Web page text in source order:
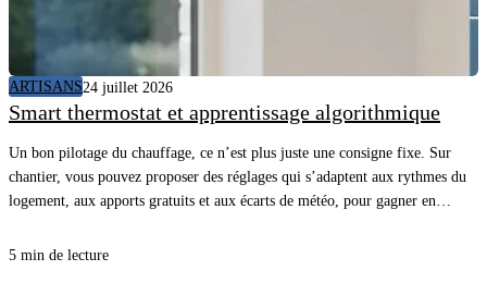
ARTISANS24 juillet 2026
Smart thermostat et apprentissage algorithmique
Un bon pilotage du chauffage, ce n’est plus juste une consigne fixe. Sur
chantier, vous pouvez proposer des réglages qui s’adaptent aux rythmes du
logement, aux apports gratuits et aux écarts de météo, pour gagner en
et quelles données il utilise, vous évitez les promesses floues, vous posez les
5 min de lecture